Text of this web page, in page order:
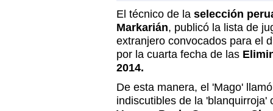
El técnico de la selección
Markarián, publicó la lista de
extranjero convocados para el
por la cuarta fecha de las
2014.
De esta manera, el 'Mago'
indiscutibles de la 'blanquirroja'